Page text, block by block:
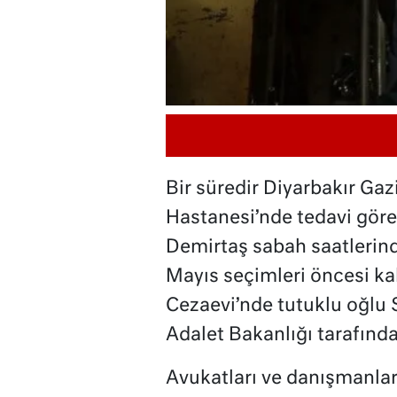
Bir süredir Diyarbakır
Hastanesi’nde tedavi
Demirtaş sabah
Mayıs seçimleri öncesi
Cezaevi’nde tutuklu
Adalet Bakanlığı
Avukatları ve